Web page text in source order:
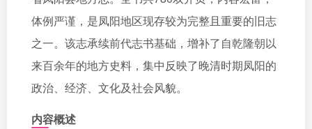
体例严谨，是凤阳地区现存较为完整且重要的旧志
之一。该志承续前代志书基础，增补了自乾隆朝以
来百余年的地方史料，集中反映了晚清时期凤阳的
政治、经济、文化及社会风貌。
内容概述